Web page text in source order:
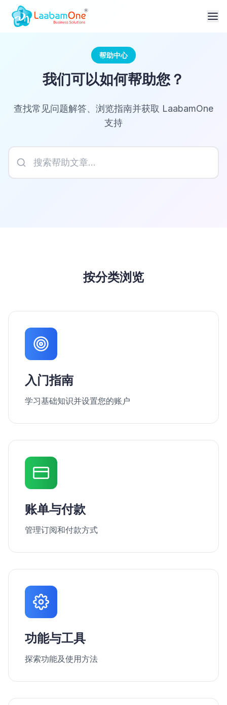
帮助中心
我们可以如何帮助您？
查找常见问题解答、浏览指南并获取 LaabamOne
支持
按分类浏览
入门指南
学习基础知识并设置您的账户
账单与付款
管理订阅和付款方式
功能与工具
探索功能及使用方法